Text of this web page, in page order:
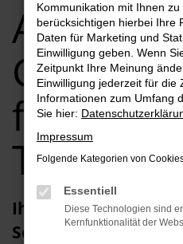
Audi Q2
für
Top-
Ihren Audi Q2
Schwabach erhalten
Kommunikation mit Ihnen
berücksichtigen hierbei Ihre
Daten für Marketing und
Einwilligung geben. Wenn
Zeitpunkt Ihre Meinung
Einwilligung jederzeit für die
Informationen zum Umfang
Sie hier:
Impressum
Folgende Kategorien von
Essentiell
Diese Technologien sind
Kernfunktionalität der